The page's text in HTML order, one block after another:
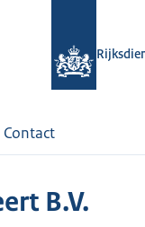
Contact
B.V.